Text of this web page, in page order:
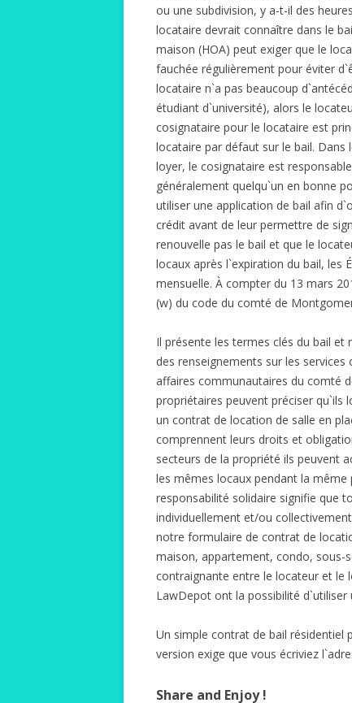
ou une subdivision, y a-t-il des
locataire devrait connaître dans le
maison (HOA) peut exiger que le
fauchée régulièrement pour éviter
locataire n`a pas beaucoup
étudiant d`université), alors le
cosignataire pour le locataire est
locataire par défaut sur le bail.
loyer, le cosignataire est
généralement quelqu`un en bonne
utiliser une application de bail afin
crédit avant de leur permettre de
renouvelle pas le bail et que le
locaux après l`expiration du bail,
mensuelle. À compter du 13 mars
(w) du code du comté de
Il présente les termes clés du bail
des renseignements sur les
affaires communautaires du comté
propriétaires peuvent préciser qu`ils
un contrat de location de salle en
comprennent leurs droits et
secteurs de la propriété ils peuvent
les mêmes locaux pendant la
responsabilité solidaire signifie que
individuellement et/ou
notre formulaire de contrat de
maison, appartement, condo, sous-
contraignante entre le locateur et le
LawDepot ont la possibilité
Un simple contrat de bail résidentiel
version exige que vous écriviez
Share and Enjoy !